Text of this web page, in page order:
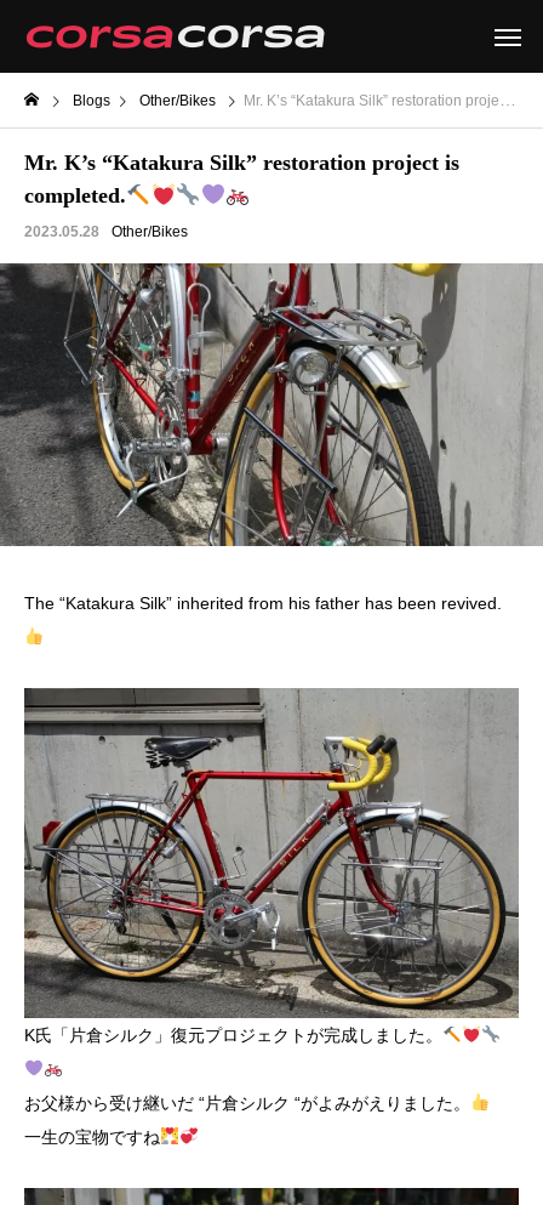
Blogs Other/Bikes Mr. K’s “Katakura Silk” restoration project is completed.
Mr. K’s “Katakura Silk” restoration project is
completed.
2023.05.28 Other/Bikes
The “Katakura Silk” inherited from his father has been revived.
K氏「片倉シルク」復元プロジェクトが完成しました。
お父様から受け継いだ “片倉シルク “がよみがえりました。
一生の宝物ですね